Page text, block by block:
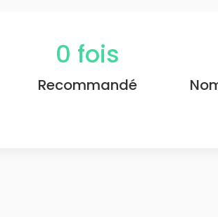
0 fois
Recommandé